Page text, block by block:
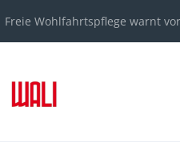
Freie Wohlfahrtspflege warnt